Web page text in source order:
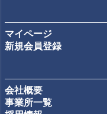
マイページ
新規会員登録
会社概要
事業所一覧